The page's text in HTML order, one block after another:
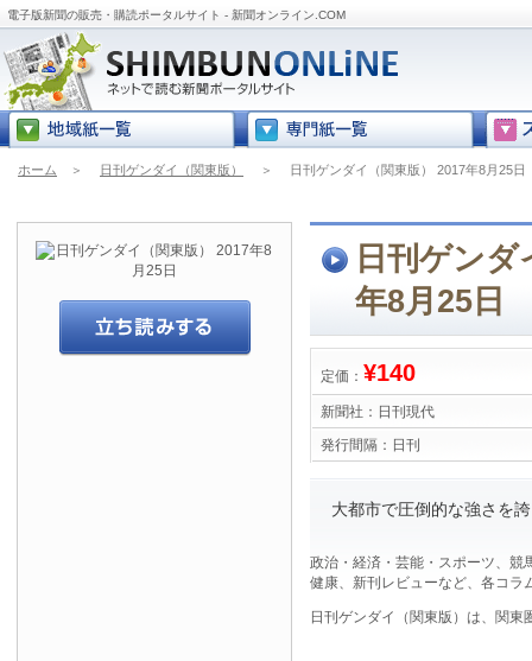
電子版新聞の販売・購読ポータルサイト - 新聞オンライン.COM
ホーム ＞ 日刊ゲンダイ（関東版） ＞ 日刊ゲンダイ（関東版） 2017年8月25日
日刊ゲン
年8月25日
定価： ¥140
新聞社： 日刊現代
発行間隔： 日刊
大都市で圧倒的な強さを
政治・経済・芸能・スポーツ、競
健康、新刊レビューなど、各コラ
日刊ゲンダイ（関東版）は、関